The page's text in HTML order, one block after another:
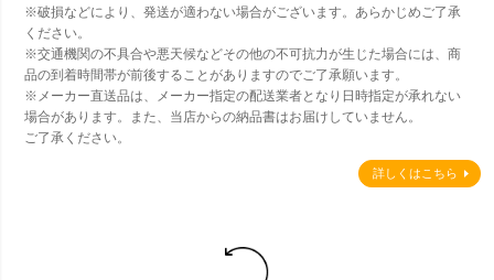
※破損などにより、発送が適わない場合がございます。あらかじめご了承
ください。
※交通機関の不具合や悪天候などその他の不可抗力が生じた場合には、商
品の到着時間帯が前後することがありますのでご了承願います。
※メーカー直送品は、メーカー指定の配送業者となり日時指定が承れない
場合があります。また、当店からの納品書はお届けしていません。
ご了承ください。
詳しくはこちら